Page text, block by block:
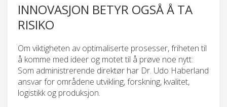
INNOVASJON BETYR OGSÅ Å TA
RISIKO
Om viktigheten av optimaliserte prosesser, friheten til
å komme med ideer og motet til å prøve noe nytt:
Som administrerende direktør har Dr. Udo Haberland
ansvar for områdene utvikling, forskning, kvalitet,
logistikk og produksjon.